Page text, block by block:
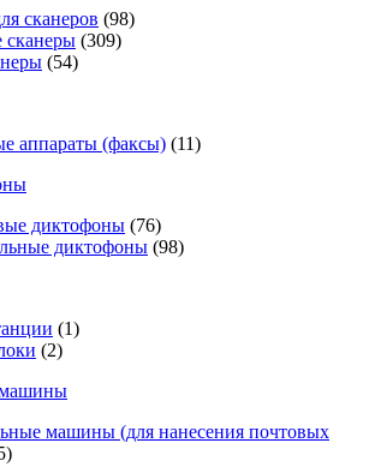
сканеров (98)
сканеры (309)
(54)
аппараты (факсы) (11)
диктофоны (76)
диктофоны (98)
(1)
(2)
машины (для нанесения почтовых